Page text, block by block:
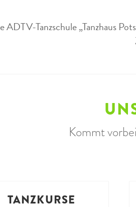
ADTV-Tanzschule „Tanzhaus
Kommt
TANZKURSE